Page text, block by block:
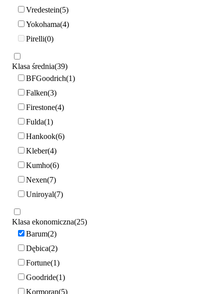
Vredestein 5
Yokohama 4
Pirelli 0
Klasa średnia 39
BFGoodrich 1
Falken 3
Firestone 4
Fulda 1
Hankook 6
Kleber 4
Kumho 6
Nexen 7
Uniroyal 7
Klasa ekonomiczna 25
Barum 2
Dębica 2
Fortune 1
Goodride 1
Kormoran 5